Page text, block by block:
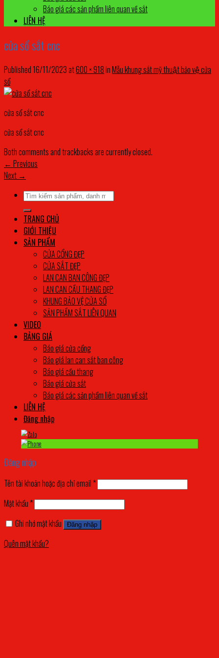
Báo giá các sản phẩm liên quan về sắt
LIÊN HỆ
cửa sổ sắt cnc
Published16/11/2023at600 × 918inMẫu khung sắt mỹ thuật bảo vệ cửa
sổ
cửa sổ sắt cnc
cửa sổ sắt cnc
Both comments and trackbacks are currently closed.
← Previous
Next →
Tìm
kiếm:
TRANG CHỦ
GIỚI THIỆU
SẢN PHẨM
CỬA CỔNG ĐẸP
CỬA SẮT ĐẸP
LAN CAN BAN CÔNG ĐẸP
LAN CAN CẦU THANG ĐẸP
KHUNG BẢO VỆ CỬA SỔ
SẢN PHẨM SẮT LIÊN QUAN
VIDEO
BẢNG GIÁ
Báo giá cửa cổng
Báo giá lan can sắt ban công
Báo giá cầu thang
Báo giá cửa sắt
Báo giá các sản phẩm liên quan về sắt
LIÊN HỆ
Đăng nhập
Đăng nhập
Tên tài khoản hoặc địa chỉ email *
Mật khẩu *
Ghi nhớ mật khẩu
Đăng nhập
Quên mật khẩu?